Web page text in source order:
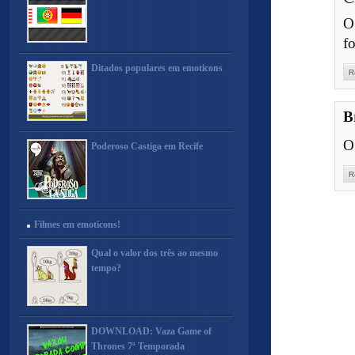
Ditados populares em emoticons
Poderoso Castiga em Recife
Filmes em emoticons!
Qual o valor dos três ao mesmo
tempo?
DOWNLOAD: Vaza Game of
Thrones 7ª Temporada